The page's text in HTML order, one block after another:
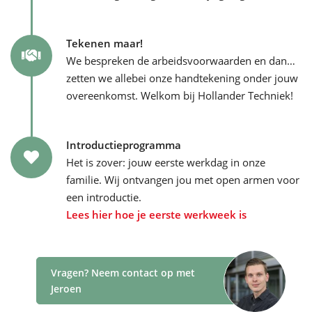
Tekenen maar!
We bespreken de arbeidsvoorwaarden en dan…
zetten we allebei onze handtekening onder jouw
overeenkomst. Welkom bij Hollander Techniek!
Introductieprogramma
Het is zover: jouw eerste werkdag in onze
familie. Wij ontvangen jou met open armen voor
een introductie.
Lees hier hoe je eerste werkweek is
Vragen? Neem contact op met
Jeroen